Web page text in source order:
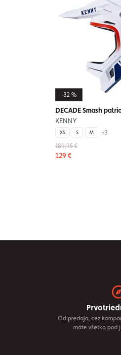
-32 %
DECADE Smash
KENNY
XS S M
+3
189,95 €
129 €
Od predaja, cez
máte všetko pod